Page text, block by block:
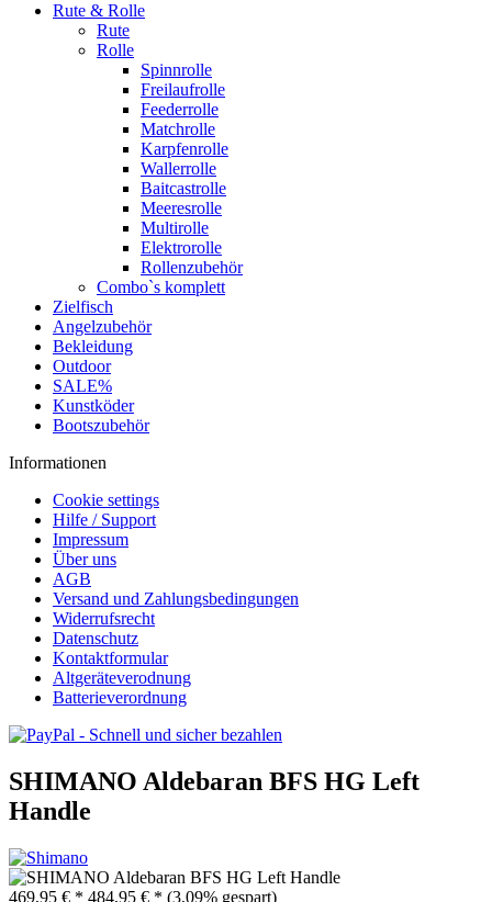
Rute & Rolle
Rute
Rolle
Spinnrolle
Freilaufrolle
Feederrolle
Matchrolle
Karpfenrolle
Wallerrolle
Baitcastrolle
Meeresrolle
Multirolle
Elektrorolle
Rollenzubehör
Combo`s komplett
Zielfisch
Angelzubehör
Bekleidung
Outdoor
SALE%
Kunstköder
Bootszubehör
Informationen
Cookie settings
Hilfe / Support
Impressum
Über uns
AGB
Versand und Zahlungsbedingungen
Widerrufsrecht
Datenschutz
Kontaktformular
Altgeräteverodnung
Batterieverordnung
SHIMANO Aldebaran BFS HG Left
Handle
469,95 € * 484,95 € * (3,09% gespart)